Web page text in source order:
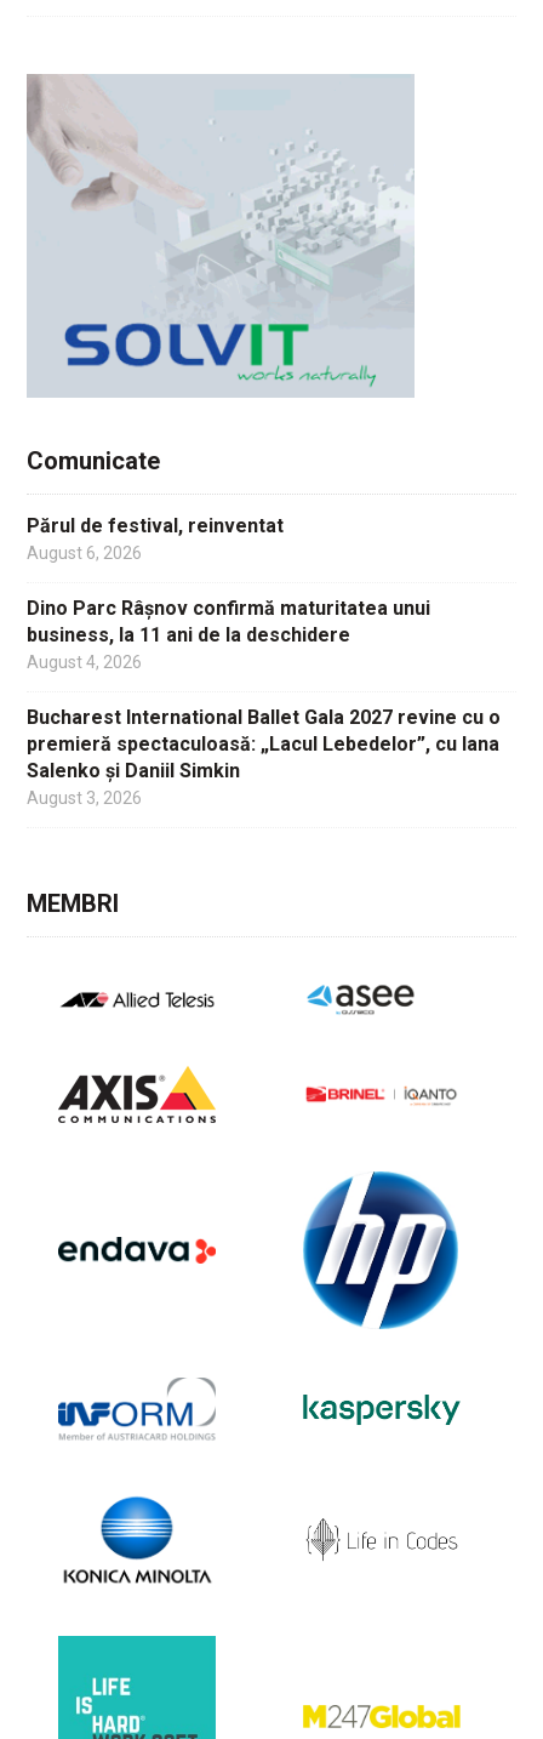
Comunicate
Părul de festival, reinventat
August 6, 2026
Dino Parc Râșnov confirmă maturitatea unui
business, la 11 ani de la deschidere
August 4, 2026
Bucharest International Ballet Gala 2027 revine cu o
premieră spectaculoasă: „Lacul Lebedelor”, cu Iana
Salenko și Daniil Simkin
August 3, 2026
MEMBRI